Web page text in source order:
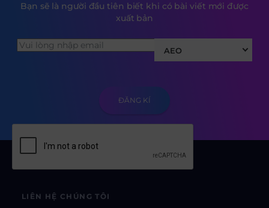
Bạn sẽ là người đầu tiên biết khi có bài viết mới được
xuất bản
AEO
LIÊN HỆ CHÚNG TÔI